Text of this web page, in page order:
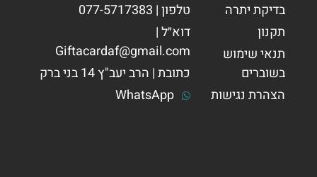
בדיקת יתרה
תקנון
תנאי שימוש
בשוברים
הצהרת נגישות
טלפון | 077-5717383
דוא״ל |
Giftacardaf@gmail.com
כתובת | הרב יעב"ץ 14 בני ברק
WhatsApp